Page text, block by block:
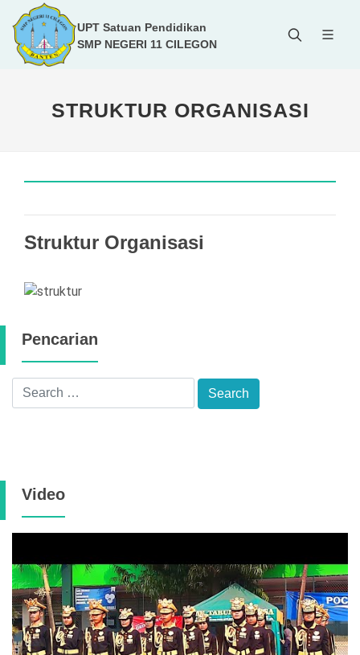
UPT Satuan Pendidikan
SMP NEGERI 11 CILEGON
STRUKTUR ORGANISASI
Struktur Organisasi
Pencarian
Video